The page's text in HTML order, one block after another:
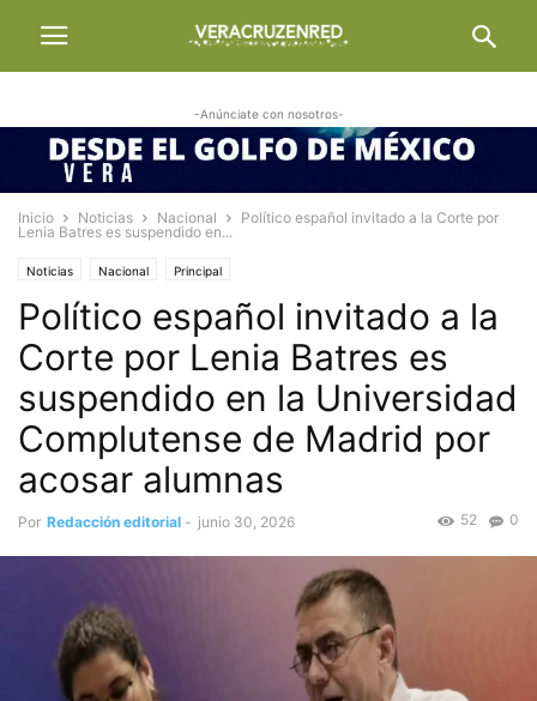
-Anúnciate con nosotros-
Inicio Noticias Nacional
Político español invitado a la Corte por
Lenia Batres es suspendido en...
Noticias Nacional Principal
Político español invitado a la
Corte por Lenia Batres es
suspendido en la Universidad
Complutense de Madrid por
acosar alumnas
Por Redacción editorial - junio 30, 2026 0
52